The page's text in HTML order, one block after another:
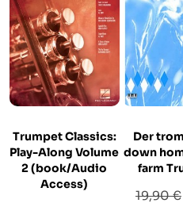
Trumpet Classics:
Play-Along Volume
2 (book/Audio
Access)
Der
down
farm
Prezzo
19,90 €